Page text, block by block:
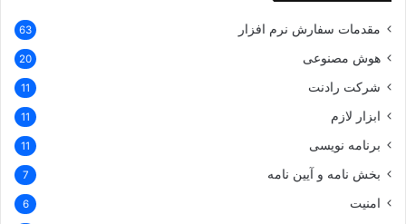
مقدمات سفارش نرم افزار 63
هوش مصنوعی 20
شرکت رادنت 11
ابزار لازم 11
برنامه نویسی 11
بخش نامه و آیین نامه 7
امنیت 6